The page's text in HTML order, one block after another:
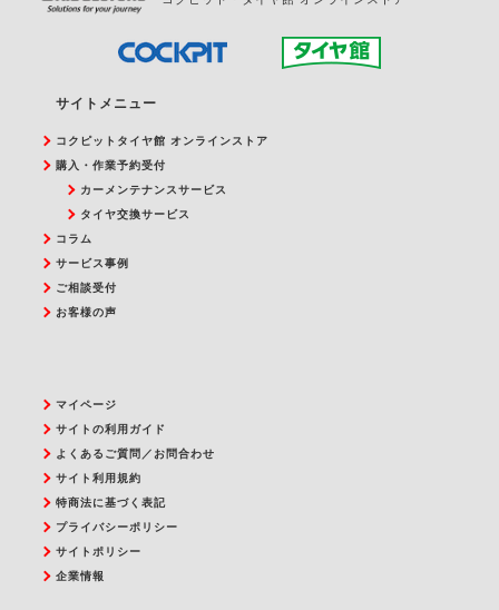
サイトメニュー
コクピットタイヤ館 オンラインストア
購入・作業予約受付
カーメンテナンスサービス
タイヤ交換サービス
コラム
サービス事例
ご相談受付
お客様の声
マイページ
サイトの利用ガイド
よくあるご質問／お問合わせ
サイト利用規約
特商法に基づく表記
プライバシーポリシー
サイトポリシー
企業情報